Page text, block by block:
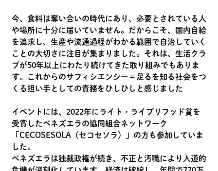
今、食料は奪い合いの時代にあり、必要とされている人
や場所に十分に届いていません。だからこそ、国内自給
を追求し、生産や流通過程がわかる範囲で自治していく
ことの大切さに注目が集まりました。それは、生活クラ
ブが50年以上にわたり続けてきた取り組みでもありま
す。これからのサフィシエンシー＝足るを知る社会をつ
くる担い手としての責務をひしひしと感じました
イベントには、2022年にライト・ライブリフッド賞を
受賞したベネズエラの協同組合ネットワーク
「CECOSESOLA（セコセソラ）」の方も参加していま
した。
ベネズエラは独裁政権が続き、不正と汚職により人道的